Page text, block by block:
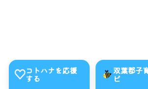
コトハナを応援
する
双葉郡子
ビ